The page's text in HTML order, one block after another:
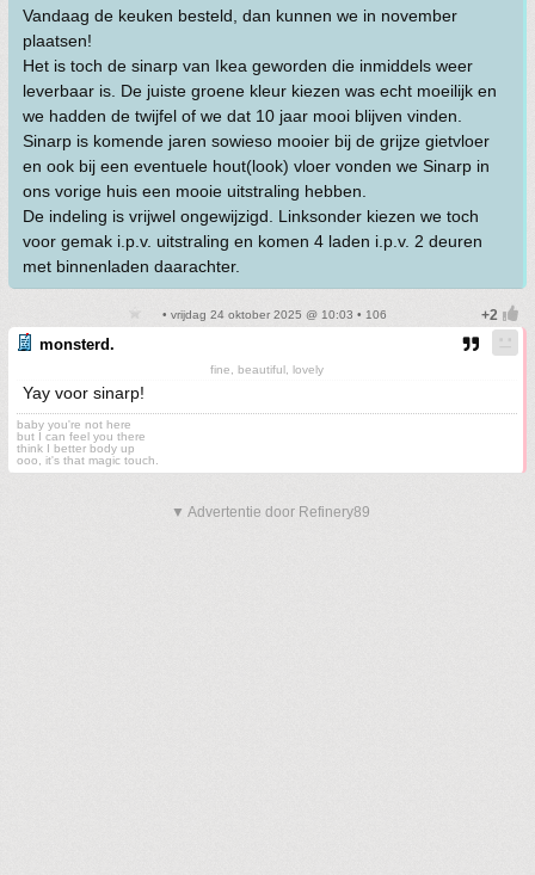
Vandaag de keuken besteld, dan kunnen we in november
plaatsen!
Het is toch de sinarp van Ikea geworden die inmiddels weer
leverbaar is. De juiste groene kleur kiezen was echt moeilijk en
we hadden de twijfel of we dat 10 jaar mooi blijven vinden.
Sinarp is komende jaren sowieso mooier bij de grijze gietvloer
en ook bij een eventuele hout(look) vloer vonden we Sinarp in
ons vorige huis een mooie uitstraling hebben.
De indeling is vrijwel ongewijzigd. Linksonder kiezen we toch
voor gemak i.p.v. uitstraling en komen 4 laden i.p.v. 2 deuren
met binnenladen daarachter.
• vrijdag 24 oktober 2025 @ 10:03 • 106
monsterd.
fine, beautiful, lovely
Yay voor sinarp!
baby you're not here
but I can feel you there
think I better body up
ooo, it's that magic touch.
▼ Advertentie door Refinery89